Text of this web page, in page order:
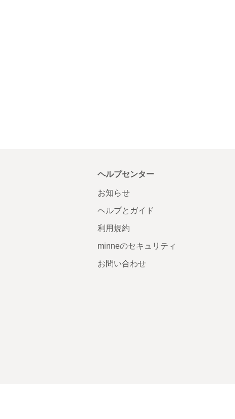
ヘルプセンター
お知らせ
ヘルプとガイド
利用規約
minneのセキュリティ
お問い合わせ